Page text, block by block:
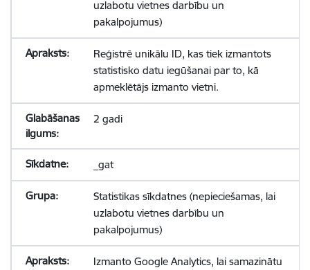
uzlabotu vietnes darbību un
pakalpojumus)
Reģistrē unikālu ID, kas tiek izmantots
statistisko datu iegūšanai par to, kā
apmeklētājs izmanto vietni.
2 gadi
_gat
Statistikas sīkdatnes (nepieciešamas, lai
uzlabotu vietnes darbību un
pakalpojumus)
Izmanto Google Analytics, lai samazinātu